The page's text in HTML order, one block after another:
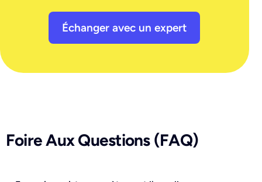
Échanger avec un expert
Foire Aux Questions (FAQ)